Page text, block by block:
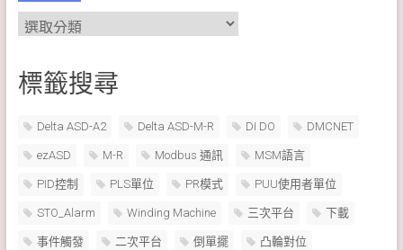
分
類
標籤搜尋
Delta ASD-A2 Delta ASD-M-R DI DO DMCNET
ezASD M-R Modbus 通訊 MSM語言
PID控制 PLS單位 PR模式 PUU使用者單位
STO_Alarm Winding Machine 三次平台 下載
事件觸發 二次平台 倒單擺 凸輪對位